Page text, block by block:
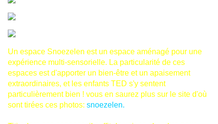
Un espace Snoezelen est un espace aménagé pour une
expérience multi-sensorielle. La particularité de ces
espaces est d'apporter un bien-être et un apaisement
extraordinaires, et les enfants TED s'y sentent
particulièrement bien ! vous en saurez plus sur le site d'où
sont tirées ces photos: snoezelen.